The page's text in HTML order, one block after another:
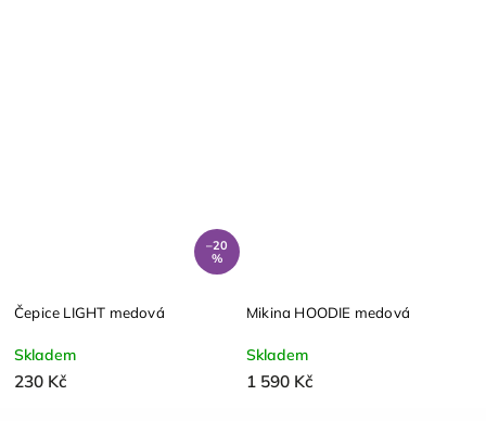
–20
%
Čepice LIGHT medová
Skladem
230 Kč
Mikina HOODIE medová
Skladem
1 590 Kč